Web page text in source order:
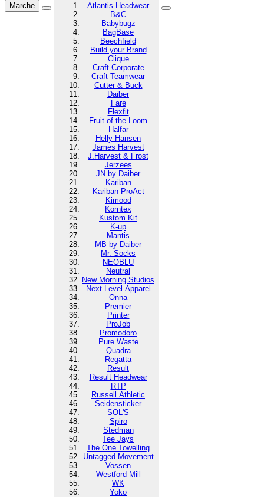
Marche
Atlantis Headwear
B&C
Babybugz
BagBase
Beechfield
Build your Brand
Clique
Craft Corporate
Craft Teamwear
Cutter & Buck
Daiber
Fare
Flexfit
Fruit of the Loom
Halfar
Helly Hansen
James Harvest
J.Harvest & Frost
Jerzees
JN by Daiber
Kariban
Kariban ProAct
Kimood
Korntex
Kustom Kit
K-up
Mantis
MB by Daiber
Mr. Socks
NEOBLU
Neutral
New Morning Studios
Next Level Apparel
Onna
Premier
Printer
ProJob
Promodoro
Pure Waste
Quadra
Regatta
Result
Result Headwear
RTP
Russell Athletic
Seidensticker
SOL'S
Spiro
Stedman
Tee Jays
The One Towelling
Untagged Movement
Vossen
Westford Mill
WK
Yoko